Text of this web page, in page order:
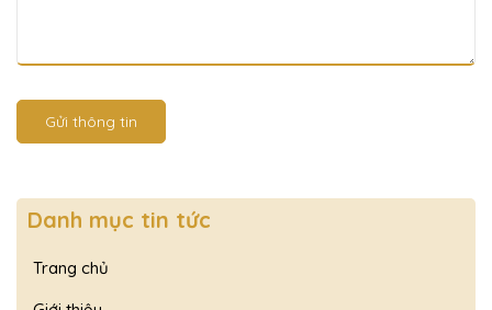
Gửi thông tin
Danh mục tin tức
Trang chủ